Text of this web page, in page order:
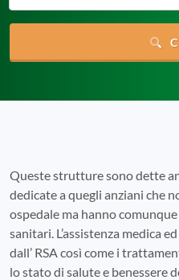
Queste strutture sono dette
dedicate a quegli anziani che
ospedale ma hanno
sanitari. L’assistenza medica
dall’ RSA così come i
lo stato di salute e benessere